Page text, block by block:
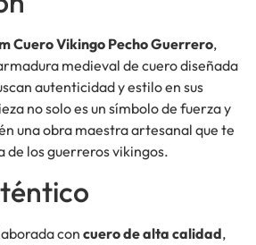
Cuero Vikingo Pecho Guerrero,
medieval de cuero diseñada
autenticidad y estilo en sus
no solo es un símbolo de fuerza y
una obra maestra artesanal que te
de los guerreros vikingos.
con cuero de alta calidad,